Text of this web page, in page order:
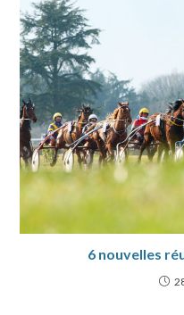
6 nouvelles